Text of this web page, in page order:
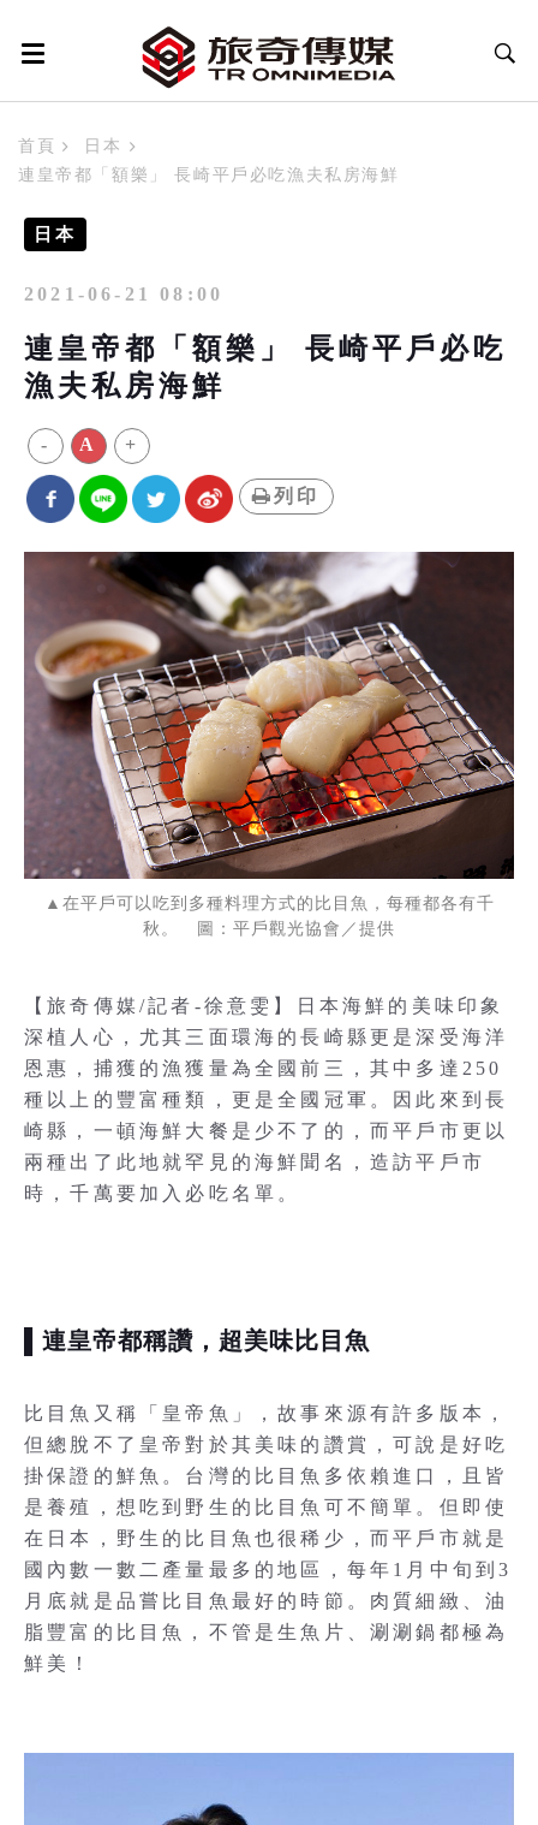
首頁
日本
連皇帝都「額樂」 長崎平戶必吃漁夫私房海鮮
日本
2021-06-21 08:00
連皇帝都「額樂」 長崎平戶必吃
漁夫私房海鮮
- A +
列印
▲在平戶可以吃到多種料理方式的比目魚，每種都各有千
秋。 圖：平戶觀光協會／提供
【旅奇傳媒/記者-徐意雯】日本海鮮的美味印象
深植人心，尤其三面環海的長崎縣更是深受海洋
恩惠，捕獲的漁獲量為全國前三，其中多達250
種以上的豐富種類，更是全國冠軍。因此來到長
崎縣，一頓海鮮大餐是少不了的，而平戶市更以
兩種出了此地就罕見的海鮮聞名，造訪平戶市
時，千萬要加入必吃名單。
▌連皇帝都稱讚，超美味比目魚
比目魚又稱「皇帝魚」，故事來源有許多版本，
但總脫不了皇帝對於其美味的讚賞，可說是好吃
掛保證的鮮魚。台灣的比目魚多依賴進口，且皆
是養殖，想吃到野生的比目魚可不簡單。但即使
在日本，野生的比目魚也很稀少，而平戶市就是
國內數一數二產量最多的地區，每年1月中旬到3
月底就是品嘗比目魚最好的時節。肉質細緻、油
脂豐富的比目魚，不管是生魚片、涮涮鍋都極為
鮮美！